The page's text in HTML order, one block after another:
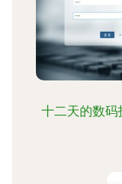
十二天的数码